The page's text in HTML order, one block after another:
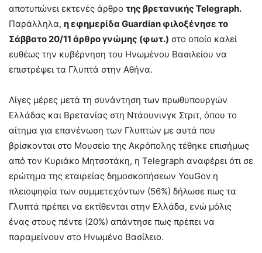
αποτυπώνει εκτενές άρθρο της βρετανικής Telegraph.
Παράλληλα, η εφημερίδα Guardian φιλοξένησε το
Σάββατο 20/11 άρθρο γνώμης (φωτ.) στο οποίο καλεί
ευθέως την κυβέρνηση του Ηνωμένου Βασιλείου να
επιστρέψει τα Γλυπτά στην Αθήνα.
Λίγες μέρες μετά τη συνάντηση των πρωθυπουργών
Ελλάδας και Βρετανίας στη Ντάουνινγκ Στριτ, όπου το
αίτημα για επανένωση των Γλυπτών με αυτά που
βρίσκονται στο Μουσείο της Ακρόπολης τέθηκε επισήμως
από τον Κυριάκο Μητσοτάκη, η Telegraph αναφέρει ότι σε
ερώτημα της εταιρείας δημοσκοπήσεων YouGov η
πλειοψηφία των συμμετεχόντων (56%) δήλωσε πως τα
Γλυπτά πρέπει να εκτίθενται στην Ελλάδα, ενώ μόλις
ένας στους πέντε (20%) απάντησε πως πρέπει να
παραμείνουν στο Ηνωμένο Βασίλειο.